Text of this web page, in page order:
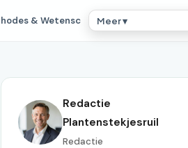
& Wetensc Meer ▾
Redactie
Plantenstekjesruil
Redactie